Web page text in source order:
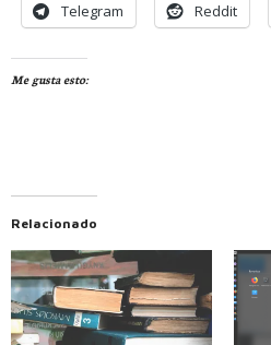
Telegram Reddit
Me gusta esto:
Relacionado